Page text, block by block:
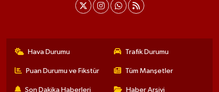
Hava Durumu Trafik Durumu
Puan Durumu ve Fikstür Tüm Manşetler
Son Dakika Haberleri Haber Arşivi